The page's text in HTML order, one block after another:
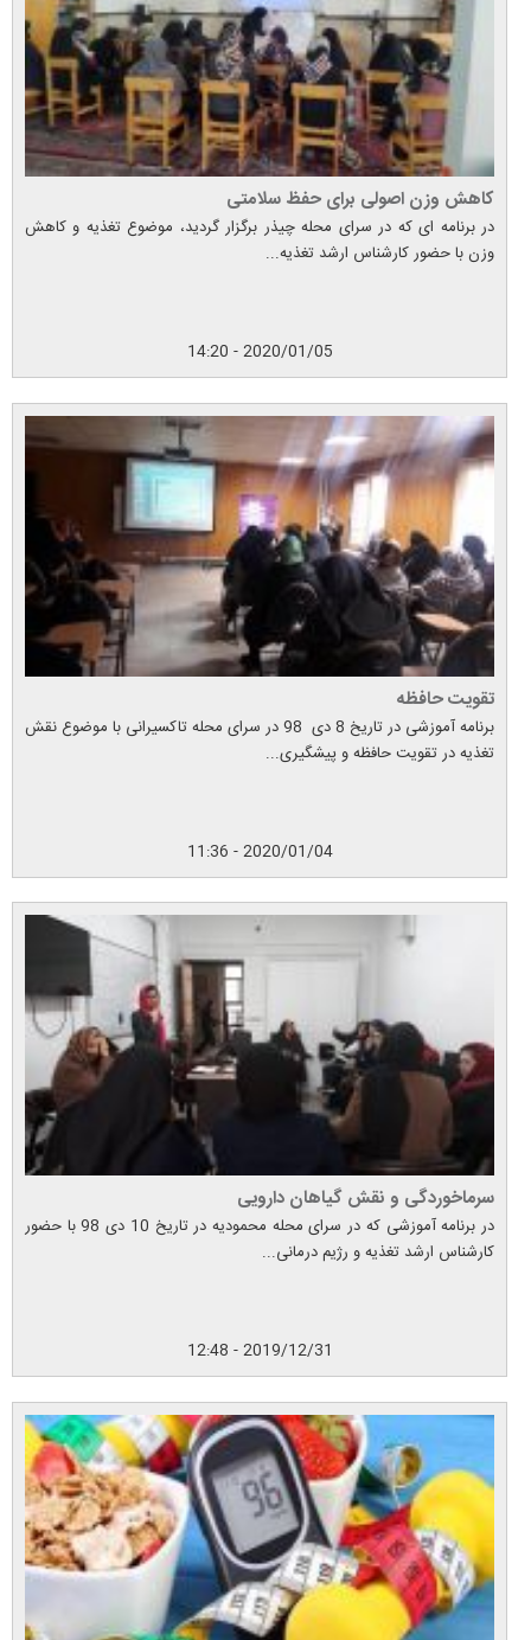
کاهش وزن اصولی برای حفظ سلامتی
در برنامه ای که در سرای محله چیذر برگزار گردید، موضوع تغذیه و کاهش
وزن با حضور کارشناس ارشد تغذیه...
2020/01/05 - 14:20
تقویت حافظه
برنامه آموزشی در تاریخ 8 دی 98 در سرای محله تاکسیرانی با موضوع نقش
تغذیه در تقویت حافظه و پیشگیری...
2020/01/04 - 11:36
سرماخوردگی و نقش گیاهان دارویی
در برنامه آموزشی که در سرای محله محمودیه در تاریخ 10 دی 98 با حضور
کارشناس ارشد تغذیه و رژیم درمانی...
2019/12/31 - 12:48